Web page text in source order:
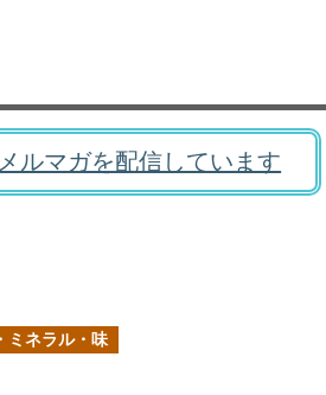
ルマガを配信しています
ミネラル・味